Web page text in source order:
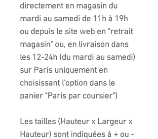
directement en magasin du
mardi au samedi de 11h à 19h
ou depuis le site web en "retrait
magasin" ou, en livraison dans
les 12-24h (du mardi au samedi)
sur Paris uniquement en
choisissant l'option dans le
panier "Paris par coursier")
Les tailles (Hauteur x Largeur x
Hauteur) sont indiquées à + ou -